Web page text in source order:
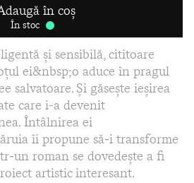
în coș
În stoc
și sensibilă, cititoare
ei&nbsp;o aduce în pragul
salvatoare. Și găsește ieșirea
care i-a devenit
Întâlnirea ei
îi propune să‑i transforme
roman se dovedește a fi
artistic interesant.